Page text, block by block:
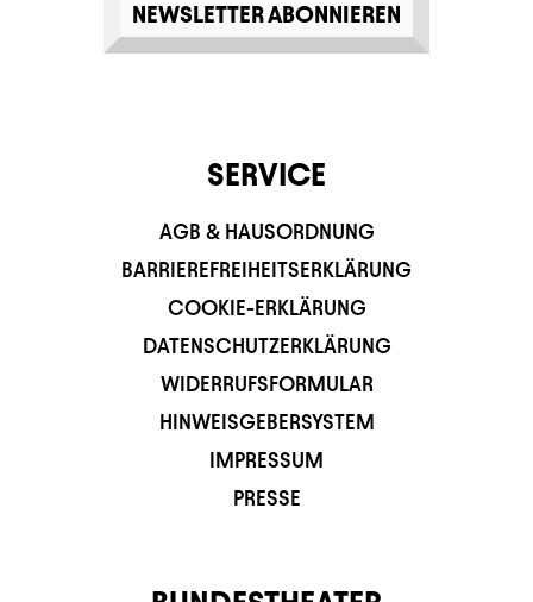
NEWSLETTER ABONNIEREN
SERVICE
AGB & HAUSORDNUNG
BARRIEREFREIHEITSERKLÄRUNG
COOKIE-ERKLÄRUNG
DATENSCHUTZERKLÄRUNG
WIDERRUFSFORMULAR
HINWEISGEBERSYSTEM
IMPRESSUM
PRESSE